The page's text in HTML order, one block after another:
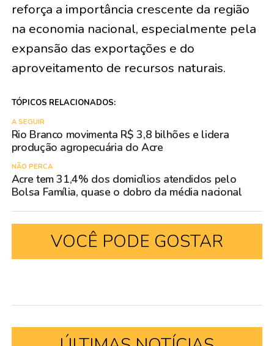
reforça a importância crescente da região
na economia nacional, especialmente pela
expansão das exportações e do
aproveitamento de recursos naturais.
TÓPICOS RELACIONADOS:
A SEGUIR
Rio Branco movimenta R$ 3,8 bilhões e lidera
produção agropecuária do Acre
NÃO PERCA
Acre tem 31,4% dos domicílios atendidos pelo
Bolsa Família, quase o dobro da média nacional
VOCÊ PODE GOSTAR